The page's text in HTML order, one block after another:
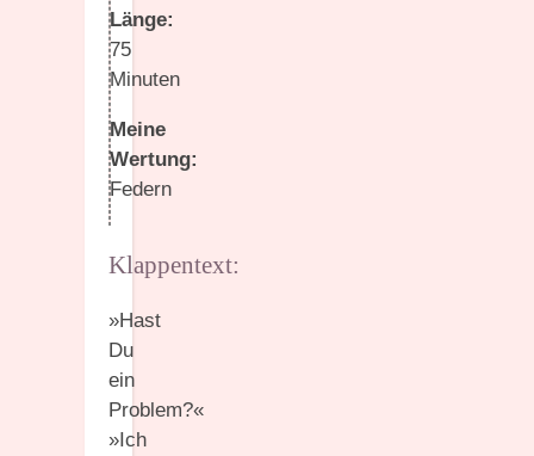
Länge:
75
Minuten
Meine
Wertung:
Federn
Klappentext:
»Hast
Du
ein
Problem?«
»Ich